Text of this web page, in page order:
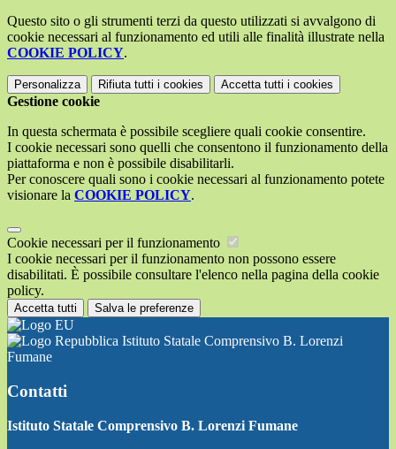
Questo sito o gli strumenti terzi da questo utilizzati si avvalgono di
cookie necessari al funzionamento ed utili alle finalità illustrate nella
COOKIE POLICY.
Personalizza Rifiuta tutti i cookies Accetta tutti i cookies
Gestione cookie
In questa schermata è possibile scegliere quali cookie consentire.
I cookie necessari sono quelli che consentono il funzionamento della
piattaforma e non è possibile disabilitarli.
Per conoscere quali sono i cookie necessari al funzionamento potete
visionare la COOKIE POLICY.
Cookie necessari per il funzionamento
I cookie necessari per il funzionamento non possono essere
disabilitati. È possibile consultare l'elenco nella pagina della cookie
policy.
Accetta tutti Salva le preferenze
Istituto Statale Comprensivo B. Lorenzi
Fumane
Contatti
Istituto Statale Comprensivo B. Lorenzi Fumane